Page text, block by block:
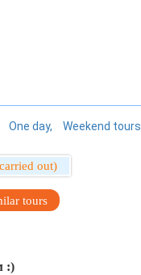
One day Weekend tours
out)
tours
:)